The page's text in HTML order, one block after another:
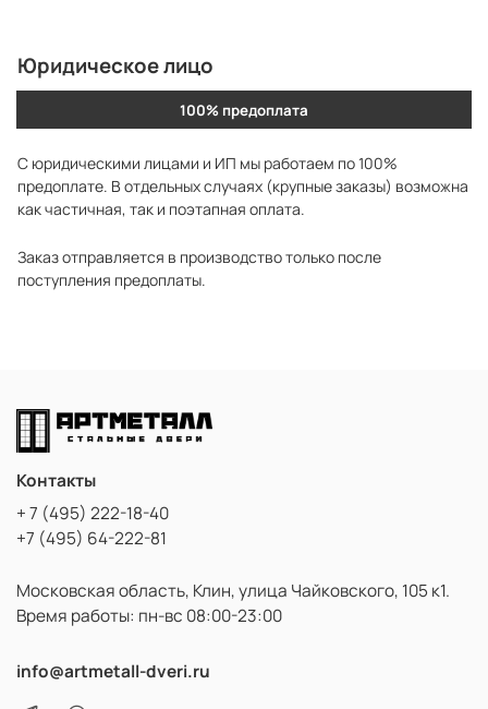
Юридическое лицо
100% предоплата
С юридическими лицами и ИП мы работаем по 100%
предоплате. В отдельных случаях (крупные заказы) возможна
как частичная, так и поэтапная оплата.
Заказ отправляется в производство только после
поступления предоплаты.
Контакты
+ 7 (495) 222-18-40
+7 (495) 64-222-81
Московская область, Клин, улица Чайковского, 105 к1.
Время работы: пн-вс 08:00-23:00
info@artmetall-dveri.ru